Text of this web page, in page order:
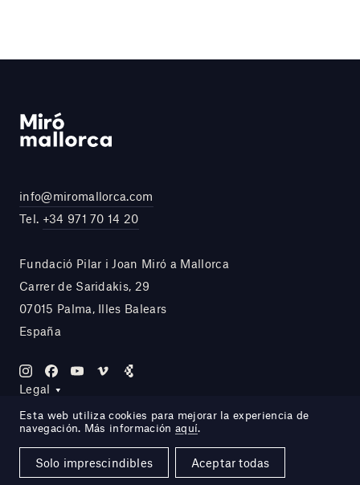
info@miromallorca.com
Tel. +34 971 70 14 20
Fundació Pilar i Joan Miró a Mallorca
Carrer de Saridakis, 29
07015 Palma, Illes Balears
España
Legal
Site by DOMO—A
Esta web utiliza cookies para mejorar la experiencia de
navegación. Más información aquí.
Solo imprescindibles Aceptar todas